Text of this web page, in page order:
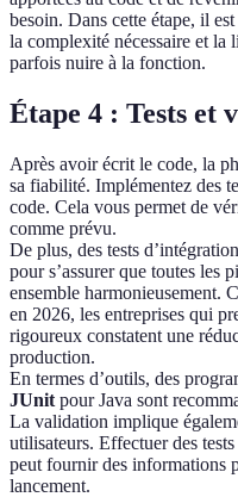
besoin. Dans cette étape, il
la complexité nécessaire et
parfois nuire à la fonction.
Étape 4 : Tests et
Après avoir écrit le code, la
sa fiabilité. Implémentez des
code. Cela vous permet de
comme prévu.
De plus, des tests
pour s’assurer que toutes les
ensemble harmonieusement.
en 2026, les entreprises qui
rigoureux constatent une
production.
En termes d’outils, des
JUnit pour Java sont
La validation implique
utilisateurs. Effectuer des
peut fournir des informations
lancement.